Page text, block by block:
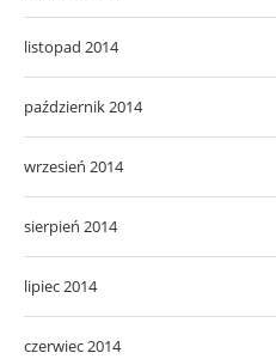
listopad 2014
październik 2014
wrzesień 2014
sierpień 2014
lipiec 2014
czerwiec 2014